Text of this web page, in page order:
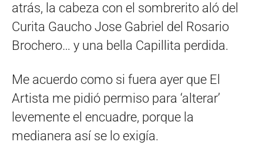
atrás, la cabeza con el sombrerito aló del
Curita Gaucho Jose Gabriel del Rosario
Brochero… y una bella Capillita perdida.
Me acuerdo como si fuera ayer que El
Artista me pidió permiso para ‘alterar’
levemente el encuadre, porque la
medianera así se lo exigía.